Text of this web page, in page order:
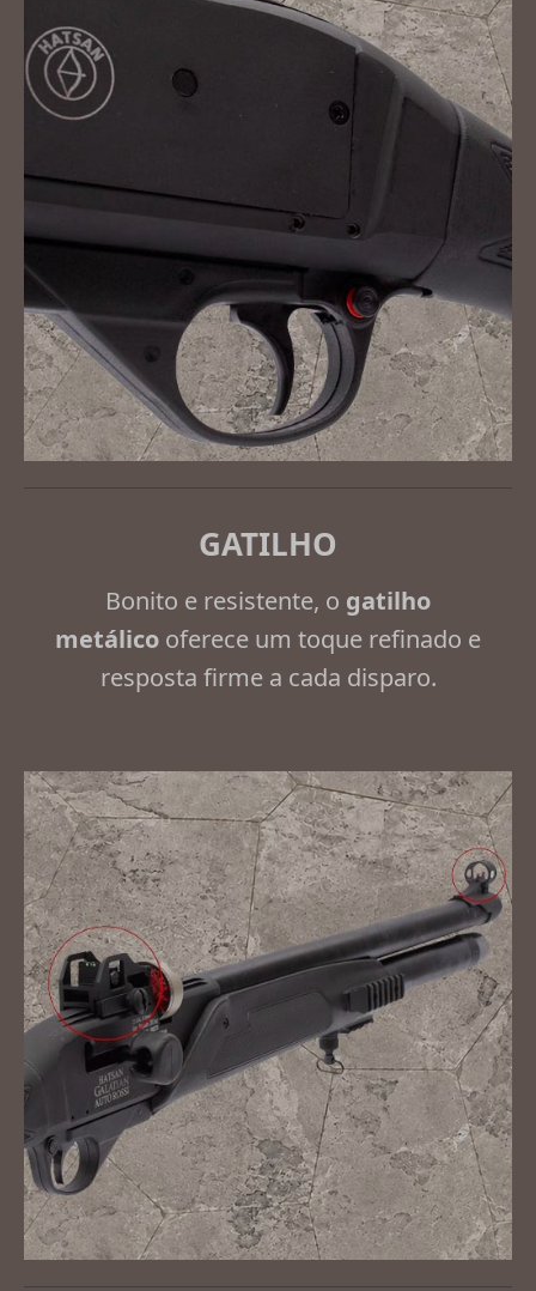
GATILHO
Bonito e resistente, o gatilho
metálico oferece um toque refinado e
resposta firme a cada disparo.